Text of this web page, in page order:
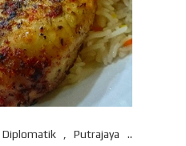
, Putrajaya ..